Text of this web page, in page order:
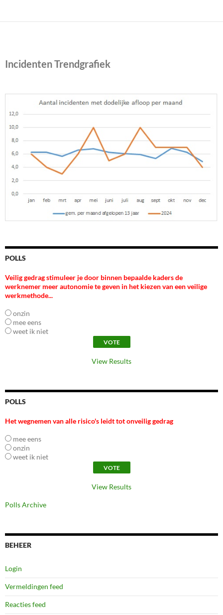
Incidenten Trendgrafiek
POLLS
Veilig gedrag stimuleer je door binnen bepaalde kaders de
werknemer meer autonomie te geven in het kiezen van een veilige
werkmethode...
onzin
mee eens
weet ik niet
View Results
POLLS
Het wegnemen van alle risico's leidt tot onveilig gedrag
mee eens
onzin
weet ik niet
View Results
Polls Archive
BEHEER
Login
Vermeldingen feed
Reacties feed